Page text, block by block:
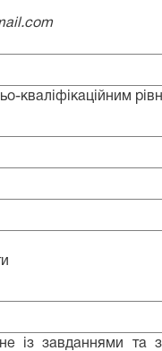
кваліфікаційним
із завданнями та